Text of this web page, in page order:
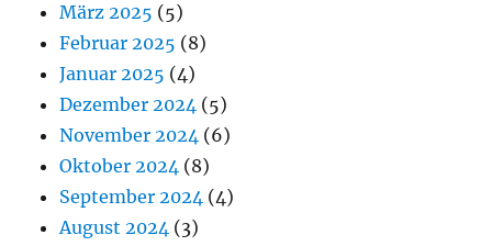
März 2025 (5)
Februar 2025 (8)
Januar 2025 (4)
Dezember 2024 (5)
November 2024 (6)
Oktober 2024 (8)
September 2024 (4)
August 2024 (3)